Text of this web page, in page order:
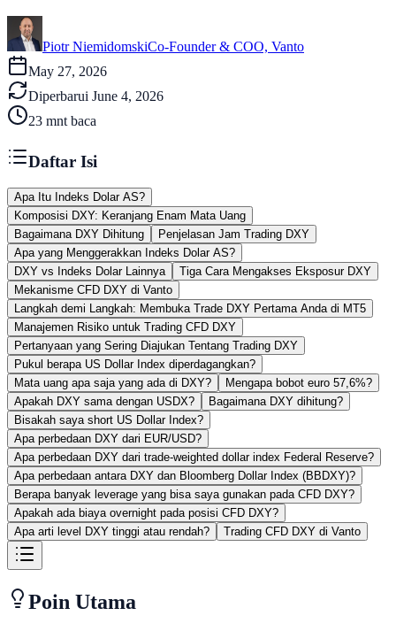
Piotr NiemidomskiCo-Founder & COO, Vanto
May 27, 2026
Diperbarui June 4, 2026
23 mnt baca
Daftar Isi
Apa Itu Indeks Dolar AS?
Komposisi DXY: Keranjang Enam Mata Uang
Bagaimana DXY Dihitung
Penjelasan Jam Trading DXY
Apa yang Menggerakkan Indeks Dolar AS?
DXY vs Indeks Dolar Lainnya
Tiga Cara Mengakses Eksposur DXY
Mekanisme CFD DXY di Vanto
Langkah demi Langkah: Membuka Trade DXY Pertama Anda di MT5
Manajemen Risiko untuk Trading CFD DXY
Pertanyaan yang Sering Diajukan Tentang Trading DXY
Pukul berapa US Dollar Index diperdagangkan?
Mata uang apa saja yang ada di DXY?
Mengapa bobot euro 57,6%?
Apakah DXY sama dengan USDX?
Bagaimana DXY dihitung?
Bisakah saya short US Dollar Index?
Apa perbedaan DXY dari EUR/USD?
Apa perbedaan DXY dari trade-weighted dollar index Federal Reserve?
Apa perbedaan antara DXY dan Bloomberg Dollar Index (BBDXY)?
Berapa banyak leverage yang bisa saya gunakan pada CFD DXY?
Apakah ada biaya overnight pada posisi CFD DXY?
Apa arti level DXY tinggi atau rendah?
Trading CFD DXY di Vanto
Poin Utama